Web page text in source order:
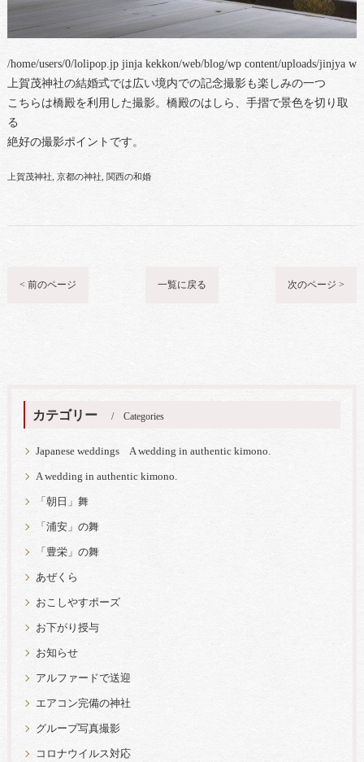
/home/users/0/lolipop.jp jinja kekkon/web/blog/wp content/uploads/jinjya
上賀茂神社の結婚式では広い境内での記念撮影も楽しみの一つ
こちらは橋殿を利用した撮影。橋殿のはしら、手摺で景色を切り取
る
絶好の撮影ポイントです。
上賀茂神社 京都の神社 関西の和婚
< 前のページ 一覧に戻る 次のページ >
カテゴリー Categories
Japanese weddings A wedding in authentic kimono.
A wedding in authentic kimono.
「朝日」舞
「浦安」の舞
「豊栄」の舞
あぜくら
おこしやすポーズ
お下がり授与
お知らせ
アルファードで送迎
エアコン完備の神社
グループ写真撮影
コロナウイルス対応